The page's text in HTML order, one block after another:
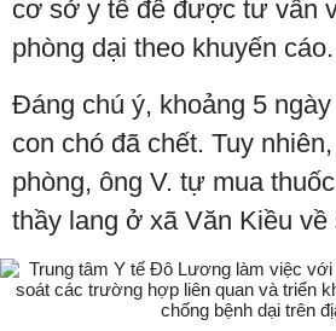
cơ sở y tế để được tư vấn
phòng dại theo khuyến cáo.
Đáng chú ý, khoảng 5
con chó đã chết. Tuy
phòng, ông V. tự mua
thầy lang ở xã Văn Kiều về